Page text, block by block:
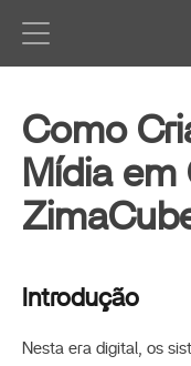
Como
Mídia
Introdução
Nesta era digital, os